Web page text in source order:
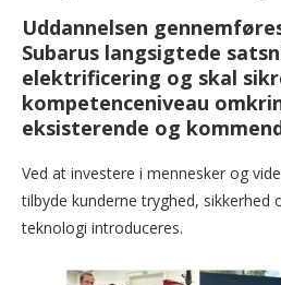
Uddannelsen
Subarus langsigtede
elektrificering og skal
kompetenceniveau
eksisterende og
Ved at investere i mennesker og
tilbyde kunderne tryghed, sikkerhed
teknologi introduceres.